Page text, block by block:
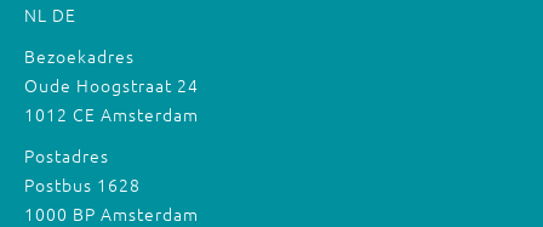
NL DE
Bezoekadres
Oude Hoogstraat 24
1012 CE Amsterdam
Postadres
Postbus 1628
1000 BP Amsterdam